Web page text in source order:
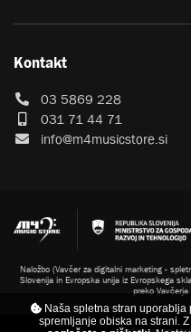
Kontakt
03 5869 228
031 71 44 71
info@m4musicstore.si
Naložbo (Vavčer za digitalni marketing -
Slovenija in Evropska unija iz Evropskega
preko Vavčerja
Naša spletna stran uporablja
spremljanje obiska na strani.